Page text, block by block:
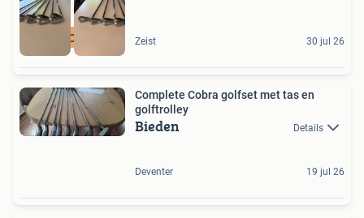
PGA PRO ADVIES Zeist 30 jul 26
Complete Cobra golfset met tas en
golftrolley
Bieden Details
Deventer 19 jul 26